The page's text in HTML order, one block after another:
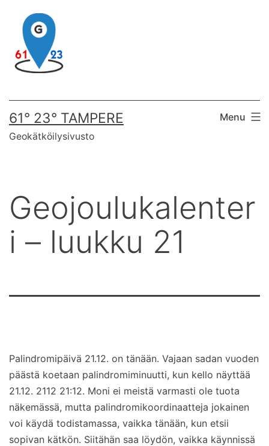
content
61° 23° TAMPERE
Geokätköilysivusto
Menu
Geojoulukalenter
i – luukku 21
Palindromipäivä 21.12. on tänään. Vajaan sadan vuoden
päästä koetaan palindromiminuutti, kun kello näyttää
21.12. 2112 21:12. Moni ei meistä varmasti ole tuota
näkemässä, mutta palindromikoordinaatteja jokainen
voi käydä todistamassa, vaikka tänään, kun etsii
sopivan kätkön. Siitähän saa löydön, vaikka käynnissä